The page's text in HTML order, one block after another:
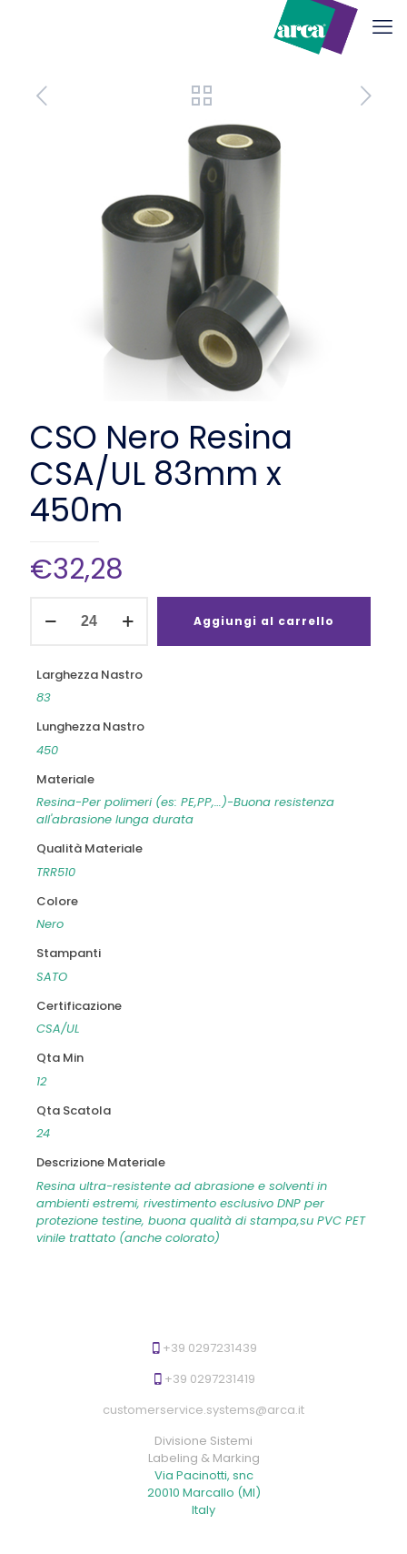
CSO Nero Resina
CSA/UL 83mm x
450m
€32,28
Nero
83mm
quantità
Aggiungi al carrello
Larghezza Nastro
83
Lunghezza Nastro
450
Materiale
Resina-Per polimeri (es: PE,PP,…)-Buona resistenza
all'abrasione lunga durata
Qualità Materiale
TRR510
Colore
Nero
Stampanti
SATO
Certificazione
CSA/UL
Qta Min
12
Qta Scatola
24
Descrizione Materiale
Resina ultra-resistente ad abrasione e solventi in
ambienti estremi, rivestimento esclusivo DNP per
protezione testine, buona qualità di stampa,su PVC PET
vinile trattato (anche colorato)
+39 0297231439
+39 0297231419
customerservice.systems@arca.it
Divisione Sistemi
Labeling & Marking
Via Pacinotti, snc
20010 Marcallo (MI)
Italy